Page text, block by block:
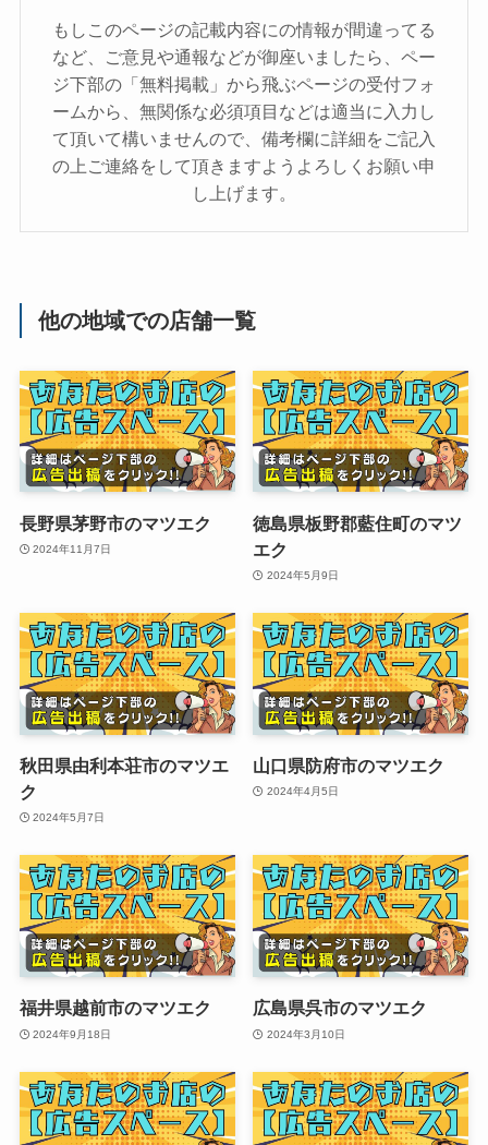
もしこのページの記載内容にの情報が間違ってる
など、ご意見や通報などが御座いましたら、ペー
ジ下部の「無料掲載」から飛ぶページの受付フォ
ームから、無関係な必須項目などは適当に入力し
て頂いて構いませんので、備考欄に詳細をご記入
の上ご連絡をして頂きますようよろしくお願い申
し上げます。
他の地域での店舗一覧
長野県茅野市のマツエク
2024年11月7日
徳島県板野郡藍住町のマツ
エク
2024年5月9日
秋田県由利本荘市のマツエ
ク
2024年5月7日
山口県防府市のマツエク
2024年4月5日
福井県越前市のマツエク
2024年9月18日
広島県呉市のマツエク
2024年3月10日